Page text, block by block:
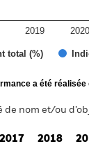
total (%)
2019 2020
a été
nom et/ou
2017 2018